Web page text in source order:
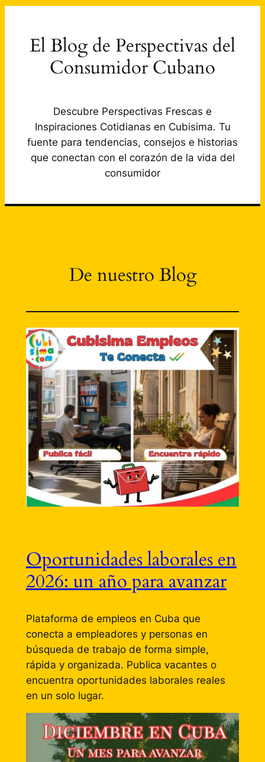
El Blog de Perspectivas del
Consumidor Cubano
Descubre Perspectivas Frescas e
Inspiraciones Cotidianas en Cubisima. Tu
fuente para tendencias, consejos e historias
que conectan con el corazón de la vida del
consumidor
De nuestro Blog
Oportunidades laborales en
2026: un año para avanzar
Plataforma de empleos en Cuba que
conecta a empleadores y personas en
búsqueda de trabajo de forma simple,
rápida y organizada. Publica vacantes o
encuentra oportunidades laborales reales
en un solo lugar.